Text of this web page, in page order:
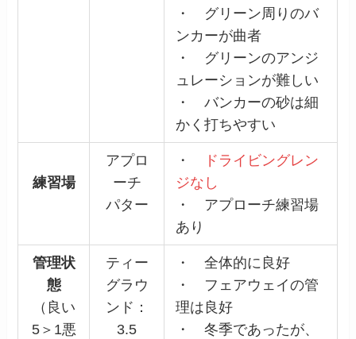
・ グリーン周りのバ
ンカーが曲者
・ グリーンのアンジ
ュレーションが難しい
・ バンカーの砂は細
かく打ちやすい
練習場
アプロ
ーチ
パター
・
ドライビングレン
ジなし
・ アプローチ練習場
あり
管理状
態
（良い
5＞1悪
ティー
グラウ
ンド：
3.5
・ 全体的に良好
・ フェアウェイの管
理は良好
・ 冬季であったが、